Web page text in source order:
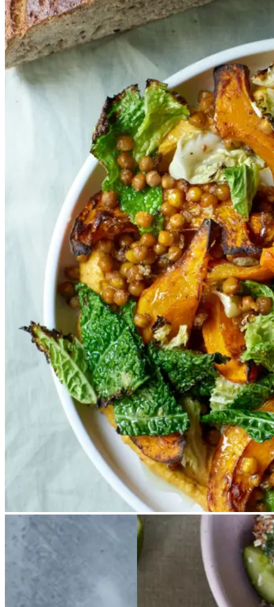
GRÆSKAR-
KÅLSALAT
GRÆS
KAR-KÅLSALAT
MED MED
RISTEDERISTEDE
SIRIUS
SIRIUS
ÆRTERÆRTER
OGOG
GRÆSKARHUMM
USGRÆSKARHUM
MUS
Gem opskrift
Aftensmad
Frokost
Her indgår græskarret i to
tilberedninger, der sammen med
sprøde Sirius ærter og bagt kål
gør den lune salat til et fuldt
måltid. De fleste ingredienser
tilberedes sammen i ovnen, inden
du lige skal blende en hurtig
hummus og samle salaten.